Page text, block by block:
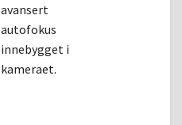
avansert
autofokus
innebygget i
kameraet.